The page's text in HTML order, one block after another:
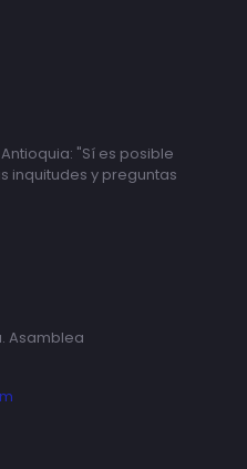
"Sí es posible
inquitudes y preguntas
Asamblea